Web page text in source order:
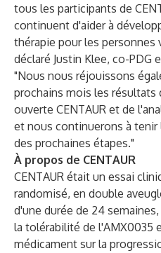
tous les participants de
continuent d'aider à
thérapie pour les personnes
déclaré Justin Klee, co-PDG
"Nous nous réjouissons
prochains mois les
ouverte CENTAUR et de
et nous continuerons à
des prochaines étapes."
À propos de CENTAUR
CENTAUR était un essai
randomisé, en double
d'une durée de 24
la tolérabilité de l'AMX0035
médicament sur la